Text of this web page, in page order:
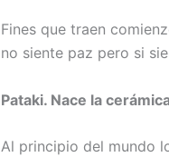
Fines que traen
no siente paz pero si
Pataki. Nace la
Al principio del mundo